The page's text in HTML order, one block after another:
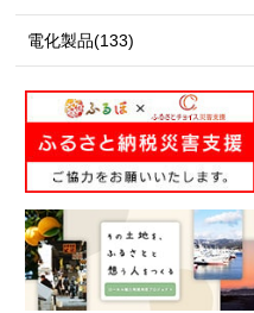
電化製品(133)